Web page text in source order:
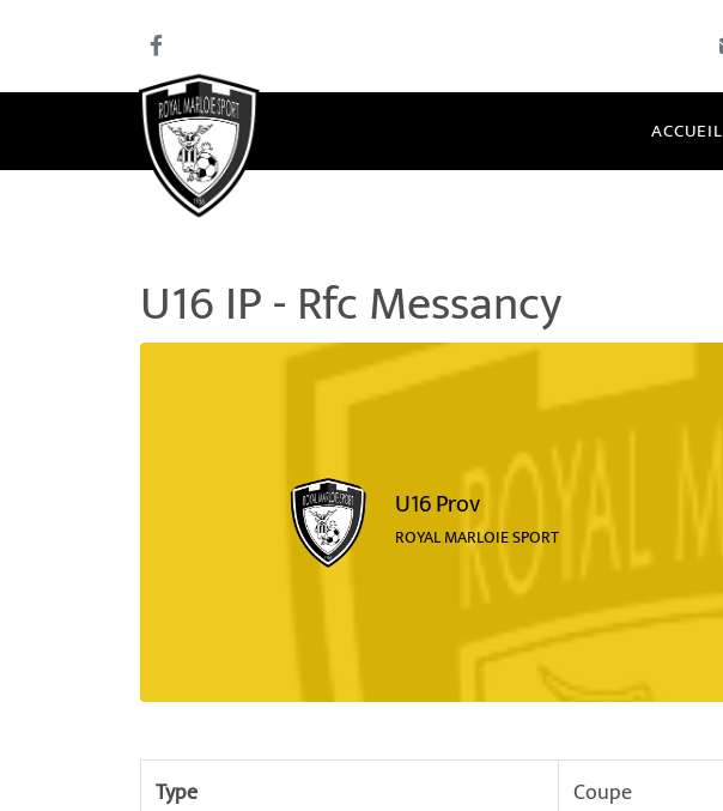
ACCUEIL
U16 IP - Rfc Messancy
U16 Prov
ROYAL MARLOIE SPORT
Type
Coupe